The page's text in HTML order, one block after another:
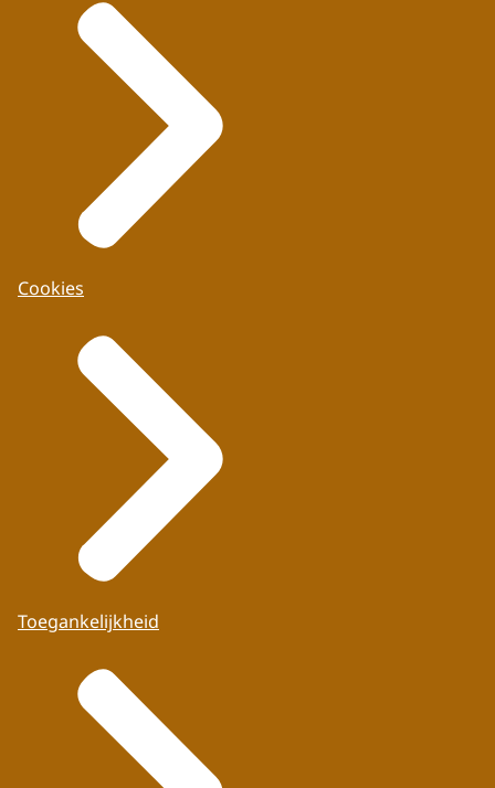
Cookies
Toegankelijkheid